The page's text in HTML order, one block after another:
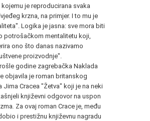
kojemu je reproducirana svaka
krzna, na primjer. I to mu je
Logika je jasna: sve mora biti
potrošačkom mentalitetu koji,
ono što danas nazivamo
proizvodnje".
godine zagrebačka Naklada
objavila je roman britanskog
Jima Cracea "Žetva" koji je na neki
književni odgovor na uspon
Za ovaj roman Crace je, među
i prestižnu književnu nagradu